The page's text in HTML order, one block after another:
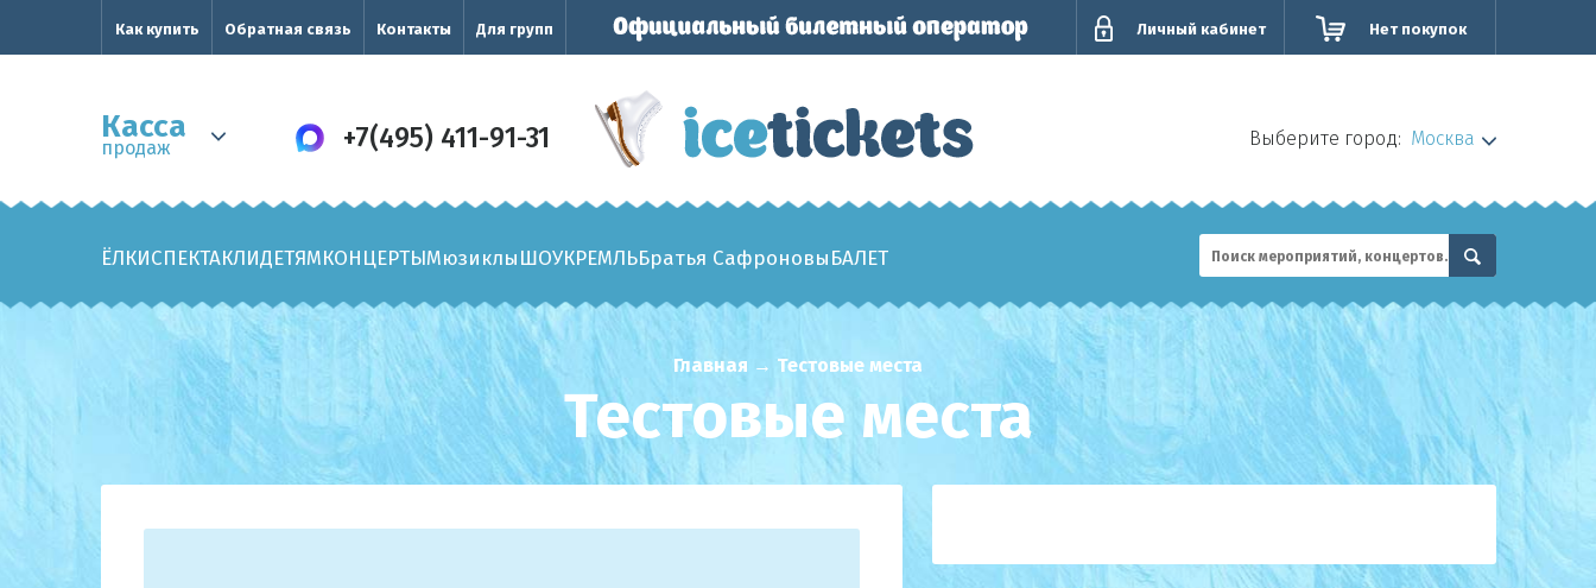
Как купить Обратная связь Контакты Для групп Личный кабинет Нет покупок
Касса
продаж +7(495) 411-91-31 Выберите город: Москва
ЁЛКИСПЕКТАКЛИДЕТЯМКОНЦЕРТЫМюзиклыШОУКРЕМЛЬБратья СафроновыБАЛЕТ
Главная → Тестовые места
Тестовые места